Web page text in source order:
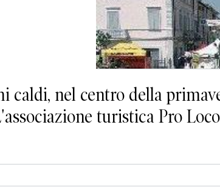
caldi, nel centro della
turistica Pro